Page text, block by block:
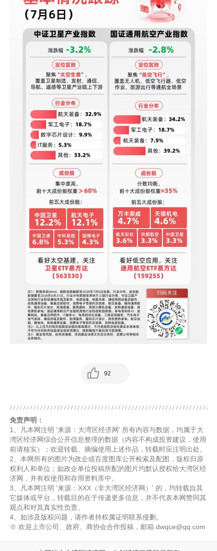
92
免责声明：
1、凡本网注明 '来源：大湾区经济网' 所有内容与数据，均属于大
湾区经济网综合公开信息整理的数据（内容不构成投资建议，使用
前请核实）；欢迎转载、摘编使用上述作品，转载时应注明出处。
2、本网所有的图片为政企或百度图库公开检索及配图，版权归原
权利人和单位；如政企单位投稿所配的图片均默认授权给大湾区经
济网，并有权使用和存用资料库中。
3、凡本网注明 '来源：XXX（非大湾区经济网）' 的，均转载自其
它媒体或平台，转载目的在于传递更多信息，并不代表本网赞同其
观点和对其真实性负责。
4、如涉及版权问题，请作者持权属证明联系侵删。
※ 欢迎上市公司、政府、商协会合作投稿，邮箱:dwqce@qq.com